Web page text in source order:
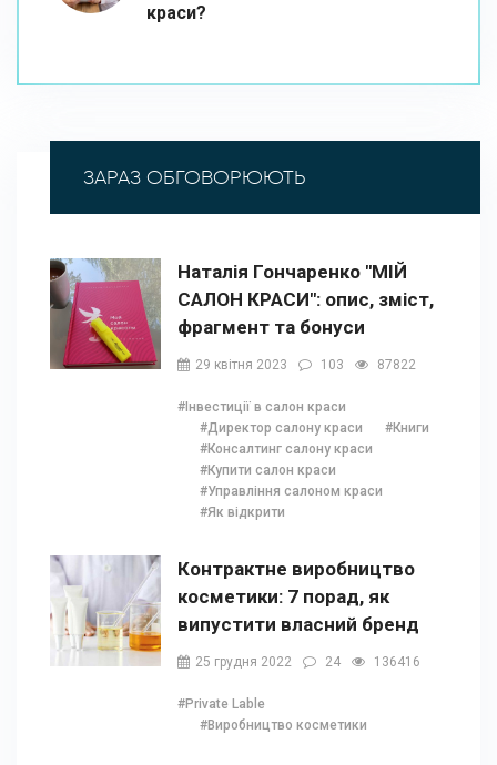
краси?
ЗАРАЗ ОБГОВОРЮЮТЬ
Наталія Гончаренко "МІЙ
САЛОН КРАСИ": опис, зміст,
фрагмент та бонуси
29 квітня 2023 103 87822
#Інвестиції в салон краси
#Директор салону краси
#Книги
#Консалтинг салону краси
#Купити салон краси
#Управління салоном краси
#Як відкрити
Контрактне виробництво
косметики: 7 порад, як
випустити власний бренд
25 грудня 2022 24 136416
#Private Lable
#Виробництво косметики